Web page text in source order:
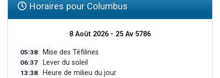
Horaires pour Columbus
8 Août 2026 - 25 Av 5786
05:38 Mise des Téfilines
06:37 Lever du soleil
13:38 Heure de milieu du jour